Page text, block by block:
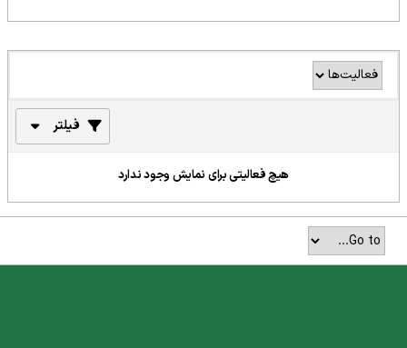
فیلتر
هیچ فعالیتی برای نمایش وجود ندارد